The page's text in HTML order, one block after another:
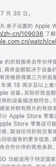
月 30 日。
子设置的 Apple
zh-cn/109036 (在
新
中
打
开)
了
watch/
折抵服务合作伙伴
具体金额取决于设备
资格获得第三方折抵
满 18 周岁及以上者
设备。实际折抵金
的设备描述相符合
发并附有照片的有
分 Apple Store 零售
Store 零售店可
、取消任何折抵交易
收服务的更多信息
作伙伴的其他条款。
功能适用于特定国